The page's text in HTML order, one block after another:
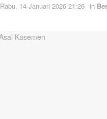
Rabu, 14 Januari 2026 21:26 in